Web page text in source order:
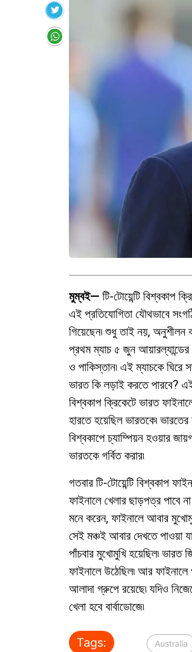
মুম্বই— টি-টোয়েন্টি বিশ্বকাপ
এই প্রতিযোগিতা যৌথভাবে
গিয়েছেন৷ শুধু তাই নয়, অনুশীলন
প্রথম ম্যাচ ৫ জুন আয়ারল্যান্ডের
ও পাকিস্তান৷ এই ম্যাচকে ঘিরে
ভারত কি লড়াই করতে পারবে?
বিশ্বকাপ ক্রিকেটে ভারত
হারতে হয়েছিল ভারতকে৷
বিশ্বকাপে চ্যাম্পিয়ন হওয়ার
ভারতকে গর্বিত করার৷
গতবার টি-টোয়েন্টি বিশ্বকাপ
ফাইনালে খেলার ছাড়পত্র পাবে
মনে করেন, ফাইনালে আবার
সেই মঞ্চই আবার দেখতে পাওয়া
পাঁচবার মুখোমুখি হয়েছিল৷ ভারত
ফাইনালে উঠেছিল৷ আর ফাইনালে
আলাদা গ্রুপে রয়েছে৷ যদিও
খেলা হবে বার্বাডোজে৷
Tags: Australia